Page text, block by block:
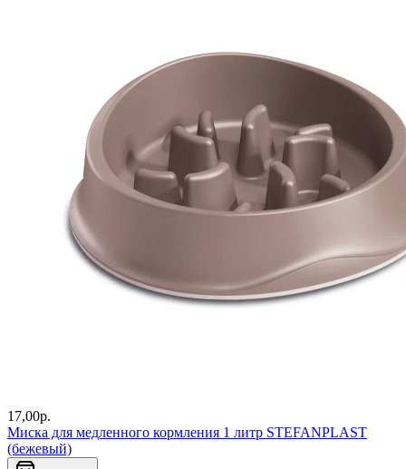
17,00р.
Миска для медленного кормления 1 литр STEFANPLAST
(бежевый)